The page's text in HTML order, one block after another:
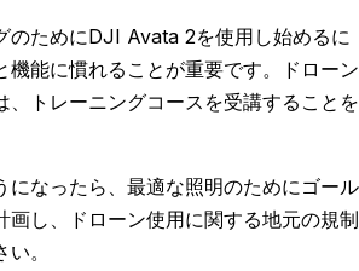
のためにDJI Avata 2を使用し始めるに
機能に慣れることが重要です。ドローン
、トレーニングコースを受講することを
になったら、最適な照明のためにゴール
画し、ドローン使用に関する地元の規制
。